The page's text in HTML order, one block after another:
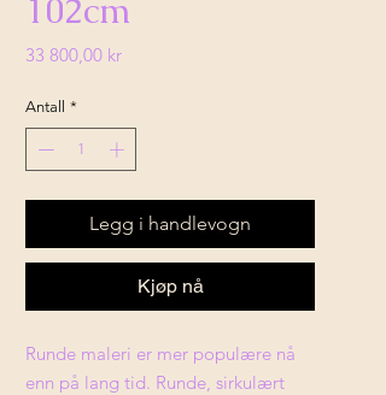
102cm
33 800,00 krPris
Antall *
Legg i handlevogn
Kjøp nå
Runde maleri er mer populære nå
enn på lang tid. Runde, sirkulært